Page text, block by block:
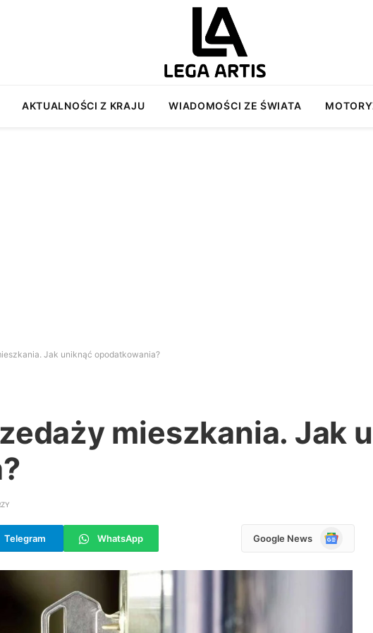
AKTUALNOŚCI Z KRAJU WIADOMOŚCI ZE ŚWIATA
Jak uniknąć opodatkowania?
mieszkania. Jak
Telegram WhatsApp Google News
Google